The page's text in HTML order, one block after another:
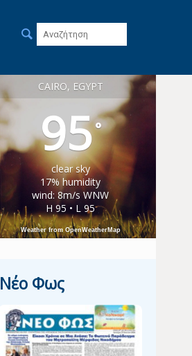
CAIRO, EGYPT
95°
clear sky
17% humidity
wind: 8m/s WNW
H 95 • L 95
Weather from OpenWeatherMap
Νέο Φως